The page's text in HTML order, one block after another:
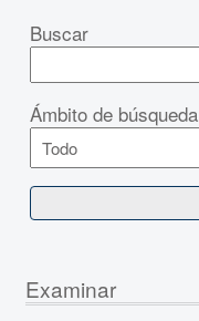
Buscar
Ámbito de búsqueda
Examinar